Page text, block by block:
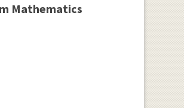
Mathematics